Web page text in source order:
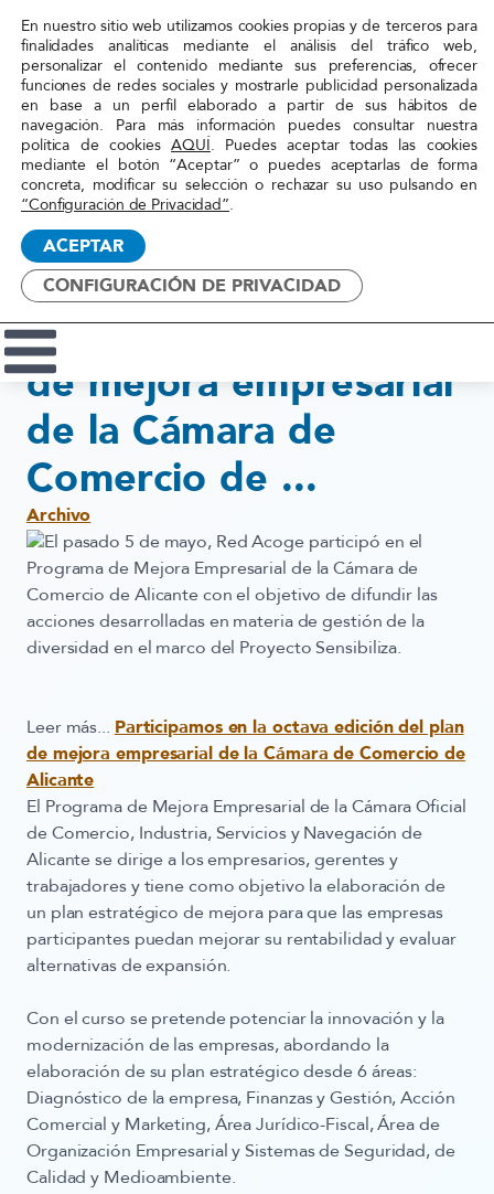
Red
Inicio»Actualidad»Participamos en la octava
edición del plan de mejora
empresarial de la Cámara de
Comercio de ...
19 junio, 2015
Participamos en la
octava edición del plan
de mejora empresarial
de la Cámara de
Comercio de ...
Archivo
El pasado 5 de mayo, Red Acoge participó en el
Programa de Mejora Empresarial de la Cámara de
Comercio de Alicante con el objetivo de difundir las
acciones desarrolladas en materia de gestión de la
diversidad en el marco del Proyecto Sensibiliza.
Leer más... Participamos en la octava edición del plan
de mejora empresarial de la Cámara de Comercio de
Alicante
El Programa de Mejora Empresarial de la Cámara Oficial
de Comercio, Industria, Servicios y Navegación de
Alicante se dirige a los empresarios, gerentes y
trabajadores y tiene como objetivo la elaboración de
un plan estratégico de mejora para que las empresas
participantes puedan mejorar su rentabilidad y evaluar
alternativas de expansión.
Con el curso se pretende potenciar la innovación y la
modernización de las empresas, abordando la
elaboración de su plan estratégico desde 6 áreas:
Diagnóstico de la empresa, Finanzas y Gestión, Acción
Comercial y Marketing, Área Jurídico-Fiscal, Área de
Organización Empresarial y Sistemas de Seguridad, de
Calidad y Medioambiente.
En nuestro sitio web utilizamos cookies propias y de terceros para
finalidades analíticas mediante el análisis del tráfico web,
personalizar el contenido mediante sus preferencias, ofrecer
funciones de redes sociales y mostrarle publicidad personalizada
en base a un perfil elaborado a partir de sus hábitos de
navegación. Para más información puedes consultar nuestra
política de cookiesAQUÍ. Puedes aceptar todas las cookies
mediante el botón “Aceptar” o puedes aceptarlas de forma
concreta, modificar su selección o rechazar su uso pulsando en
“Configuración de Privacidad”.
ACEPTAR
CONFIGURACIÓN DE PRIVACIDAD